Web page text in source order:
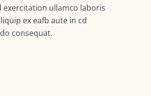
exercitation ullamco laboris
ex eafb aute in cd
consequat.